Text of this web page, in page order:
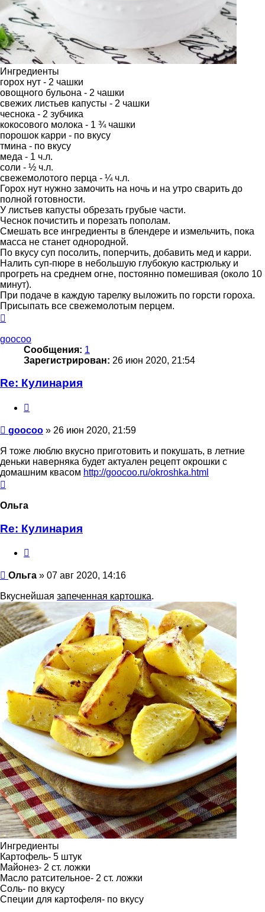
Ингредиенты
горох нут - 2 чашки
овощного бульона - 2 чашки
свежих листьев капусты - 2 чашки
чеснока - 2 зубчика
кокосового молока - 1 ¾ чашки
порошок карри - по вкусу
тмина - по вкусу
меда - 1 ч.л.
соли - ½ ч.л.
свежемолотого перца - ¼ ч.л.
Горох нут нужно замочить на ночь и на утро сварить до
полной готовности.
У листьев капусты обрезать грубые части.
Чеснок почистить и порезать пополам.
Смешать все ингредиенты в блендере и измельчить, пока
масса не станет однородной.
По вкусу суп посолить, поперчить, добавить мед и карри.
Налить суп-пюре в небольшую глубокую кастрюльку и
прогреть на среднем огне, постоянно помешивая (около 10
минут).
При подаче в каждую тарелку выложить по горсти гороха.
Присыпать все свежемолотым перцем.
началу
goocoo
Сообщения: 1
Зарегистрирован: 26 июн 2020, 21:54
Re: Кулинария
Сообщение
goocoo » 26 июн 2020, 21:59
Я тоже люблю вкусно приготовить и покушать, в летние
деньки наверняка будет актуален рецепт окрошки с
домашним квасом http://goocoo.ru/okroshka.html
началу
Ольга
Re: Кулинария
Сообщение
Ольга » 07 авг 2020, 14:16
Вкуснейшая запеченная картошка.
Ингредиенты
Картофель- 5 штук
Майонез- 2 ст. ложки
Масло ратсительное- 2 ст. ложки
Соль- по вкусу
Специи для картофеля- по вкусу